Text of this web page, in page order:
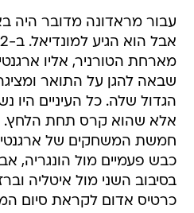
עבור מראדונה מדובר היה
מארחת הטורניר, אליו
שבאה להגן על התואר
הגדול שלה. כל העיניים היו
חמשת המשחקים של
כבש פעמיים מול הונגריה,
בסיבוב השני מול איטליה
כרטיס אדום לקראת סיום